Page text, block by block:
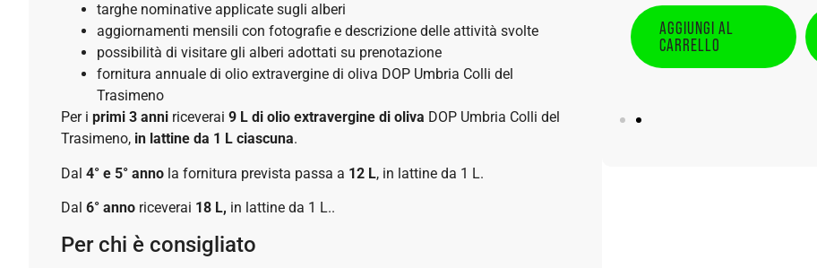
targhe nominative applicate sugli alberi
aggiornamenti mensili con fotografie e descrizione delle attività svolte
possibilità di visitare gli alberi adottati su prenotazione
fornitura annuale di olio extravergine di oliva DOP Umbria Colli del
Trasimeno
Per i primi 3 anni riceverai 9 L di olio extravergine di oliva DOP Umbria Colli del
Trasimeno, in lattine da 1 L ciascuna.
Dal 4° e 5° anno la fornitura prevista passa a 12 L, in lattine da 1 L.
Dal 6° anno riceverai 18 L, in lattine da 1 L..
Per chi è consigliato
AGGIUNGI AL
CARRELLO
AGGIUNGI AL
CARRELLO
AGGIUNGI AL
AGGIUNGI AL
CARRELLO